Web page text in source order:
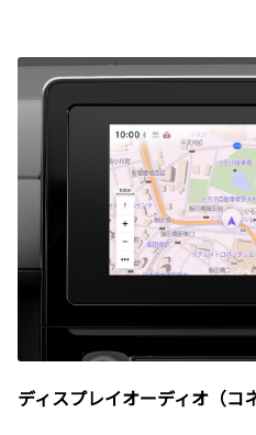
ディスプレイオーディオ（コ